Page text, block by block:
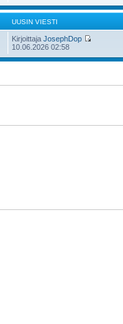
UUSIN VIESTI
KirjoittajaJosephDop
10.06.2026 02:58